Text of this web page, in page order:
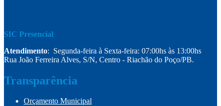
SIC Presencial
Atendimento: Segunda-feira à Sexta-feira: 07:00hs às 13:00hs
Rua João Ferreira Alves, S/N, Centro - Riachão do Poço/PB.
Transparência
Orçamento Municipal